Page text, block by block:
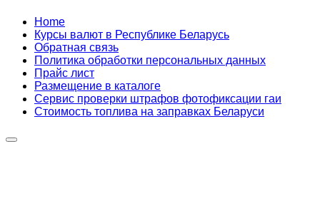
Home
Курсы валют в Республике Беларусь
Обратная связь
Политика обработки персональных данных
Прайс лист
Размещение в каталоге
Сервис проверки штрафов фотофиксации гаи
Стоимость топлива на заправках Беларуси